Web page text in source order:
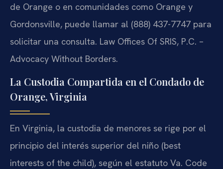
de Orange o en comunidades como Orange y
Gordonsville, puede llamar al (888) 437-7747 para
solicitar una consulta. Law Offices Of SRIS, P.C. –
Advocacy Without Borders.
La Custodia Compartida en el Condado de
Orange, Virginia
En Virginia, la custodia de menores se rige por el
principio del interés superior del niño (best
interests of the child), según el estatuto Va. Code